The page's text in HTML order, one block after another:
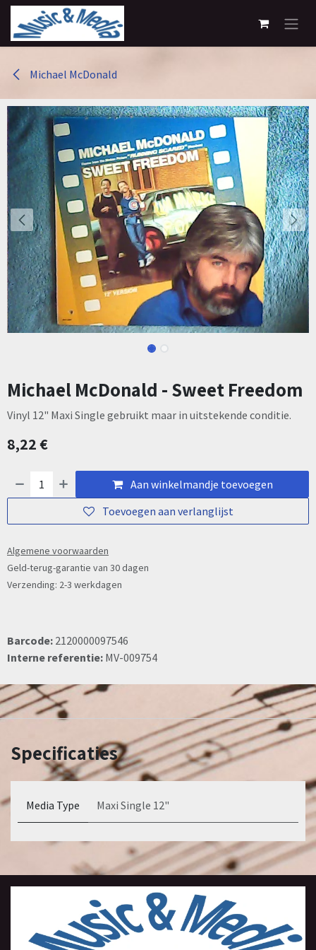
Overslaan naar inhoud
Michael McDonald
Michael McDonald - Sweet Freedom
Vinyl 12" Maxi Single gebruikt maar in uitstekende conditie.
8,22€
Aan winkelmandje toevoegen
Toevoegen aan verlanglijst
Algemene voorwaarden
Geld-terug-garantie van 30 dagen
Verzending: 2-3 werkdagen
Barcode: 2120000097546
Interne referentie: MV-009754
Specificaties
Media Type Maxi Single 12"